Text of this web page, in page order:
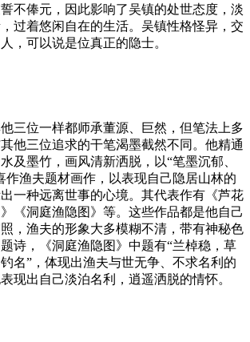
不俸元，因此影响了吴镇的处世态度，淡
过着悠闲自在的生活。吴镇性格怪异，交
，可以说是位真正的隐士。
三位一样都师承董源、巨然，但笔法上多
他三位追求的干笔渴墨截然不同。他精通
及墨竹，画风清新洒脱，以“笔墨沉郁、
作渔夫题材画作，以表现自己隐居山林的
一种远离世事的心境。其代表作有《芦花
《洞庭渔隐图》等。这些作品都是他自己
，渔夫的形象大多模糊不清，带有神秘色
诗，《洞庭渔隐图》中题有“兰棹稳，草
名”，体现出渔夫与世无争、不求名利的
现出自己淡泊名利，逍遥洒脱的情怀。